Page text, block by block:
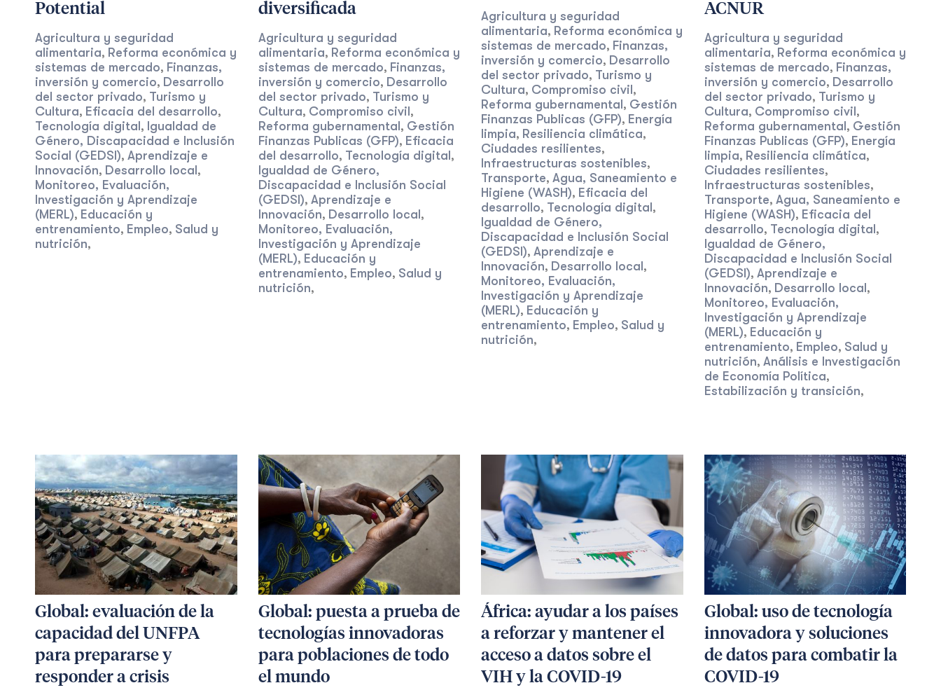
Potential
Agricultura y seguridad
alimentaria, Reforma económica y
sistemas de mercado, Finanzas,
inversión y comercio, Desarrollo
del sector privado, Turismo y
Cultura, Eficacia del desarrollo,
Tecnología digital , Igualdad de
Género, Discapacidad e Inclusión
Social (GEDSI), Aprendizaje e
Innovación, Desarrollo local ,
Monitoreo, Evaluación,
Investigación y Aprendizaje
(MERL), Educación y
entrenamiento, Empleo, Salud y
nutrición,
diversificada
Agricultura y seguridad
alimentaria, Reforma económica y
sistemas de mercado, Finanzas,
inversión y comercio, Desarrollo
del sector privado, Turismo y
Cultura, Compromiso civil ,
Reforma gubernamental , Gestión
Finanzas Publicas (GFP), Eficacia
del desarrollo, Tecnología digital ,
Igualdad de Género,
Discapacidad e Inclusión Social
(GEDSI), Aprendizaje e
Innovación, Desarrollo local ,
Monitoreo, Evaluación,
Investigación y Aprendizaje
(MERL), Educación y
entrenamiento, Empleo, Salud y
nutrición,
Agricultura y seguridad
alimentaria, Reforma económica y
sistemas de mercado, Finanzas,
inversión y comercio, Desarrollo
del sector privado, Turismo y
Cultura, Compromiso civil ,
Reforma gubernamental , Gestión
Finanzas Publicas (GFP), Energía
limpia, Resiliencia climática,
Ciudades resilientes,
Infraestructuras sostenibles,
Transporte, Agua, Saneamiento e
Higiene (WASH), Eficacia del
desarrollo, Tecnología digital ,
Igualdad de Género,
Discapacidad e Inclusión Social
(GEDSI), Aprendizaje e
Innovación, Desarrollo local ,
Monitoreo, Evaluación,
Investigación y Aprendizaje
(MERL), Educación y
entrenamiento, Empleo, Salud y
nutrición,
ACNUR
Agricultura y seguridad
alimentaria, Reforma económica y
sistemas de mercado, Finanzas,
inversión y comercio, Desarrollo
del sector privado, Turismo y
Cultura, Compromiso civil ,
Reforma gubernamental , Gestión
Finanzas Publicas (GFP), Energía
limpia, Resiliencia climática,
Ciudades resilientes,
Infraestructuras sostenibles,
Transporte, Agua, Saneamiento e
Higiene (WASH), Eficacia del
desarrollo, Tecnología digital ,
Igualdad de Género,
Discapacidad e Inclusión Social
(GEDSI), Aprendizaje e
Innovación, Desarrollo local ,
Monitoreo, Evaluación,
Investigación y Aprendizaje
(MERL), Educación y
entrenamiento, Empleo, Salud y
nutrición, Análisis e Investigación
de Economía Política,
Estabilización y transición,
Global: evaluación de la
capacidad del UNFPA
para prepararse y
responder a crisis
Global: puesta a prueba de
tecnologías innovadoras
para poblaciones de todo
el mundo
África: ayudar a los países
a reforzar y mantener el
acceso a datos sobre el
VIH y la COVID-19
Global: uso de tecnología
innovadora y soluciones
de datos para combatir la
COVID-19